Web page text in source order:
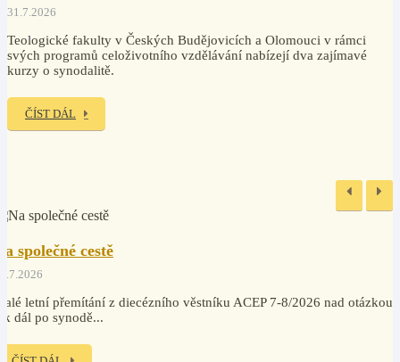
31.7.2026
Teologické fakulty v Českých Budějovicích a Olomouci v rámci
svých programů celoživotního vzdělávání nabízejí dva zajímavé
kurzy o synodalitě.
ČÍST DÁL
společné cestě
letní přemítání z diecézního věstníku ACEP 7-8/2026 nad otázkou,
dál po synodě...